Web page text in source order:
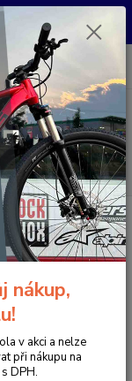
zavolejte dopředu.
Menu
Hledat
/ Trail
DMR
nákup,
v akci a nelze
při nákupu na
DPH.